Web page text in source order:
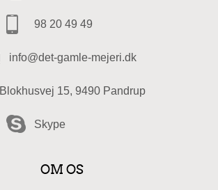
98 20 49 49
info@det-gamle-mejeri.dk
Blokhusvej 15, 9490 Pandrup
Skype
OM OS